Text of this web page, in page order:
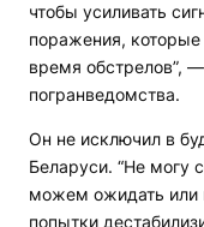
чтобы усиливать
поражения,
время обстрелов”,
погранведомства.
Он не исключил в
Беларуси. “Не могу
можем ожидать или
попытки